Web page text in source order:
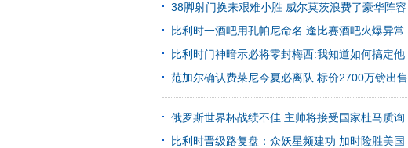
38脚射门换来艰难小胜 威尔莫茨浪费了豪华阵容
比利时一酒吧用孔帕尼命名 逢比赛酒吧火爆异常
比利时门神暗示必将零封梅西:我知道如何搞定他
范加尔确认费莱尼今夏必离队 标价2700万镑出售
俄罗斯世界杯战绩不佳 主帅将接受国家杜马质询
比利时晋级路复盘：众妖星频建功 加时险胜美国